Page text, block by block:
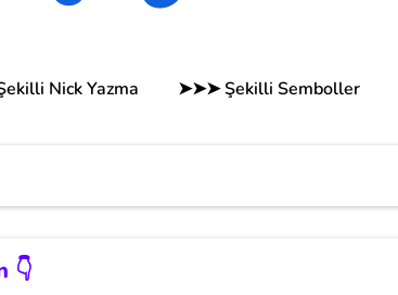
Nick Yazma ➤➤➤ Şekilli Semboller
👇